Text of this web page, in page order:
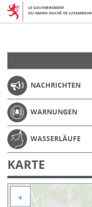
NACHRICHTEN
WARNUNGEN
WASSERLÄUFE
KARTE
+